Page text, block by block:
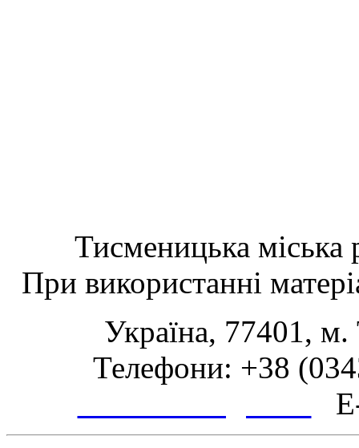
Тисменицька міська
При використанні
Україна, 77401,
Телефони: +38